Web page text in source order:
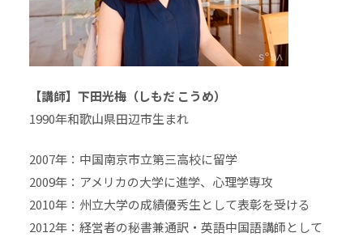
【講師】下田光梅（しもだ こうめ）
1990年和歌山県田辺市生まれ
2007年：中国南京市立第三高校に留学
2009年：アメリカの大学に進学、心理学専攻
2010年：州立大学の成績優秀生として表彰を受ける
2012年：経営者の秘書兼通訳・英語中国語講師として